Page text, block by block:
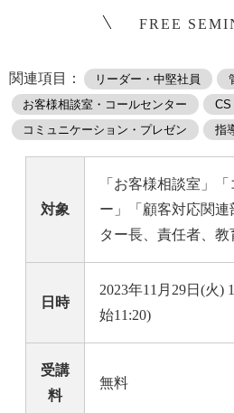
アクセス
営業時間：平日9:30 ～ 18:30
FREE
関連項目： リーダー・中堅社員
お客様相談室・コールセンター
CS
コミュニケーション・プレゼン
指
対象
「お客様相談室」
ー」「顧客対応関
ター長、責任者、
日時
2023年11月29日(火)
始11:20)
受講
料
無料